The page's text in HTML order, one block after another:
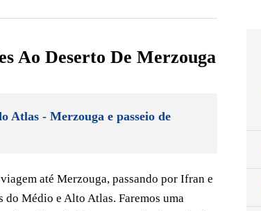
Ao Deserto De Merzouga
Atlas - Merzouga e passeio de
até Merzouga, passando por Ifran e
Médio e Alto Atlas. Faremos uma